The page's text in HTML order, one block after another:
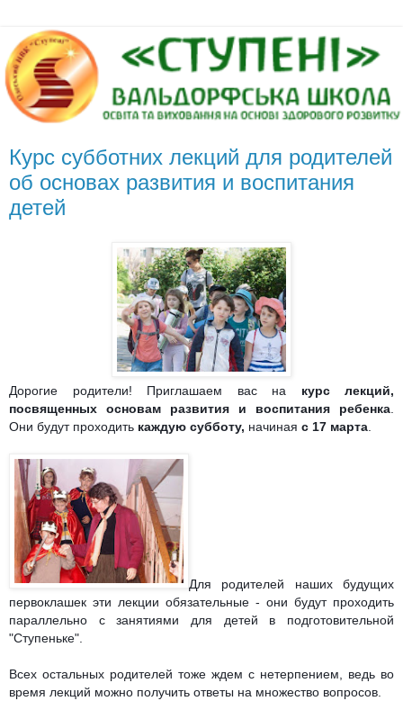
Курс субботних лекций для родителей
об основах развития и воспитания
детей
Дорогие родители! Приглашаем вас на курс лекций,
посвященных основам развития и воспитания ребенка
Они будут проходить каждую субботу, начиная с 17 марта
Для родителей наших будущих
первоклашек эти лекции обязательные - они будут проходить
параллельно с занятиями для детей в подготовительной
"Ступеньке".
Всех остальных родителей тоже ждем с нетерпением, ведь во
время лекций можно получить ответы на множество вопросов.